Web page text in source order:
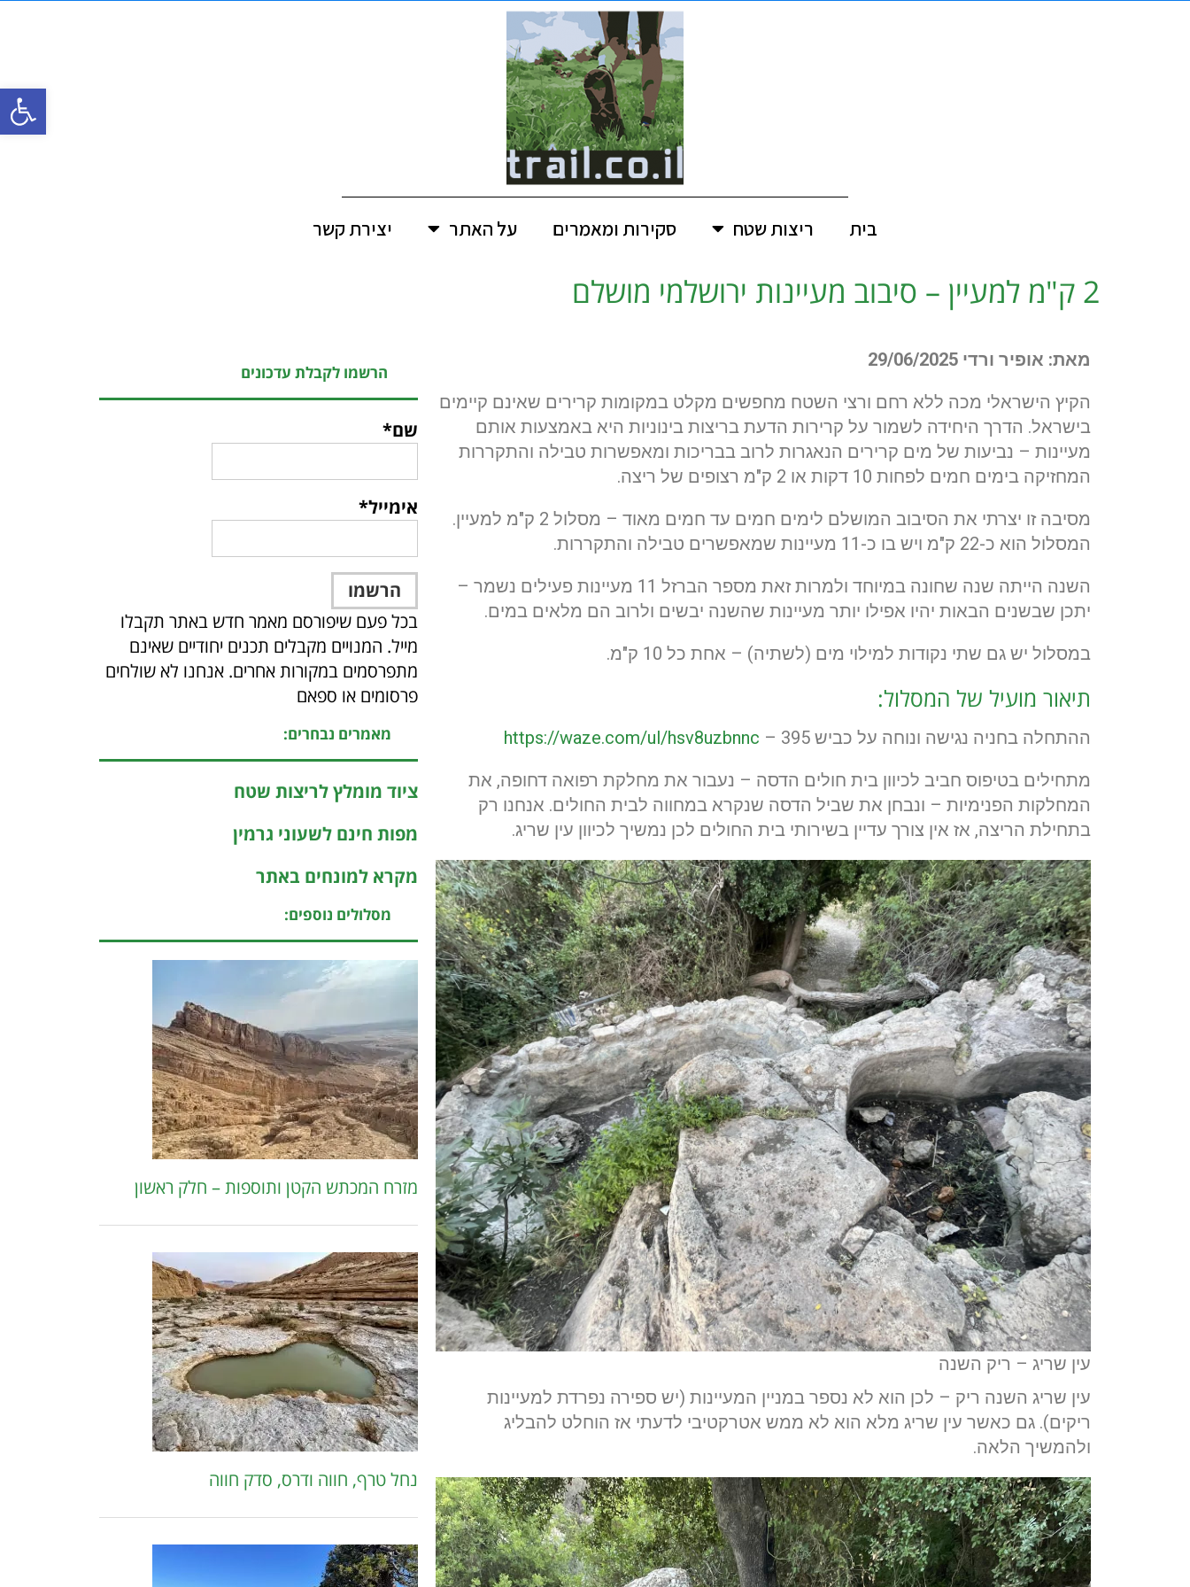
פתח
בית ריצות שטח סקירות ומאמרים על האתר יצירת קשר
2 ק"מ למעיין – סיבוב מעיינות ירושלמי מושלם
מאת: אופיר ורדי 29/06/2025
הקיץ הישראלי מכה ללא רחם ורצי השטח מחפשים מקלט במקומות קרירים שאינם קיימים
בישראל. הדרך היחידה לשמור על קרירות הדעת בריצות בינוניות היא באמצעות אותם
מעיינות – נביעות של מים קרירים הנאגרות לרוב בבריכות ומאפשרות טבילה והתקררות
המחזיקה בימים חמים לפחות 10 דקות או 2 ק"מ רצופים של ריצה.
מסיבה זו יצרתי את הסיבוב המושלם לימים חמים עד חמים מאוד – מסלול 2 ק"מ למעיין.
המסלול הוא כ-22 ק"מ ויש בו כ-11 מעיינות שמאפשרים טבילה והתקררות.
השנה הייתה שנה שחונה במיוחד ולמרות זאת מספר הברזל 11 מעיינות פעילים נשמר –
יתכן שבשנים הבאות יהיו אפילו יותר מעיינות שהשנה יבשים ולרוב הם מלאים במים.
במסלול יש גם שתי נקודות למילוי מים (לשתיה) – אחת כל 10 ק"מ.
תיאור מועיל של המסלול:
ההתחלה בחניה נגישה ונוחה על כביש 395 –
https://waze.com/ul/hsv8uzbnnc
מתחילים בטיפוס חביב לכיוון בית חולים הדסה – נעבור את מחלקת רפואה דחופה, את
המחלקות הפנימיות – ונבחן את שביל הדסה שנקרא במחווה לבית החולים. אנחנו רק
בתחילת הריצה, אז אין צורך עדיין בשירותי בית החולים לכן נמשיך לכיוון עין שריג.
עין שריג – ריק השנה
עין שריג השנה ריק – לכן הוא לא נספר במניין המעיינות (יש ספירה נפרדת למעיינות
ריקים). גם כאשר עין שריג מלא הוא לא ממש אטרקטיבי לדעתי אז הוחלט להבליג
ולהמשיך הלאה.
הרשמו לקבלת עדכונים
שם*
אימייל*
בכל פעם שיפורסם מאמר חדש באתר תקבלו
מייל. המנויים מקבלים תכנים יחודיים שאינם
מתפרסמים במקורות אחרים. אנחנו לא שולחים
פרסומים או ספאם
מאמרים נבחרים:
ציוד מומלץ לריצות שטח
מפות חינם לשעוני גרמין
מקרא למונחים באתר
מסלולים נוספים:
מזרח המכתש הקטן ותוספות – חלק ראשון
נחל טרף, חווה ודרס, סדק חווה